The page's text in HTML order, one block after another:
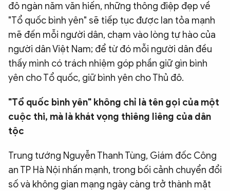
đô ngàn năm văn hiến, những thông điệp đẹp về
"Tổ quốc bình yên" sẽ tiếp tục được lan tỏa mạnh
mẽ đến mỗi người dân, chạm vào lòng tự hào của
người dân Việt Nam; để từ đó mỗi người dân đều
thấy mình có trách nhiệm góp phần giữ gìn bình
yên cho Tổ quốc, giữ bình yên cho Thủ đô.
"Tổ quốc bình yên" không chỉ là tên gọi của một
cuộc thi, mà là khát vọng thiêng liêng của dân
tộc
Trung tướng Nguyễn Thanh Tùng, Giám đốc Công
an TP Hà Nội nhấn mạnh, trong bối cảnh chuyển đổi
số và không gian mạng ngày càng trở thành mặt